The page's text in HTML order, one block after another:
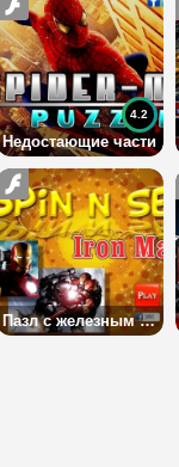
Недостающие части
4.2
Пазл с железным человеком